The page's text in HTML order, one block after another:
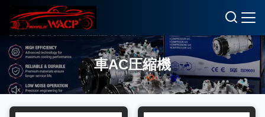
車AC圧縮機